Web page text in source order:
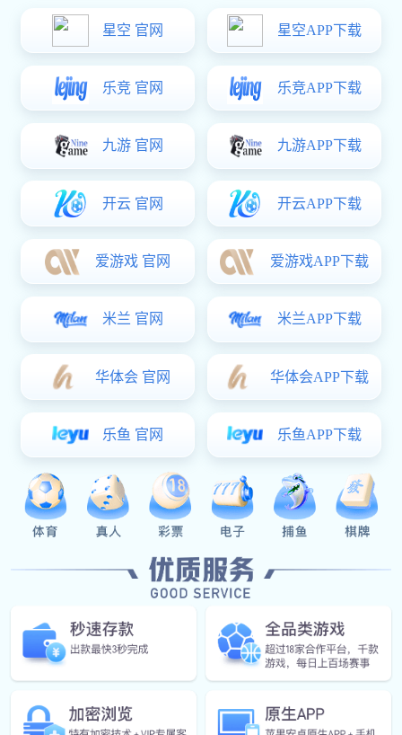
新中式双主梁门式起重机（葫芦式）
产品简介
葫芦为起升机构开发的门式起重机产品，具有性能优越、安全
等无法安装桥式起重机场所物件的吊装及搬运。
自主设计 模块化设计 智能化
获取报价
智能功能 核心技术
狗子28>产品中心>新中式起重机 新中式门式/半门式起重机